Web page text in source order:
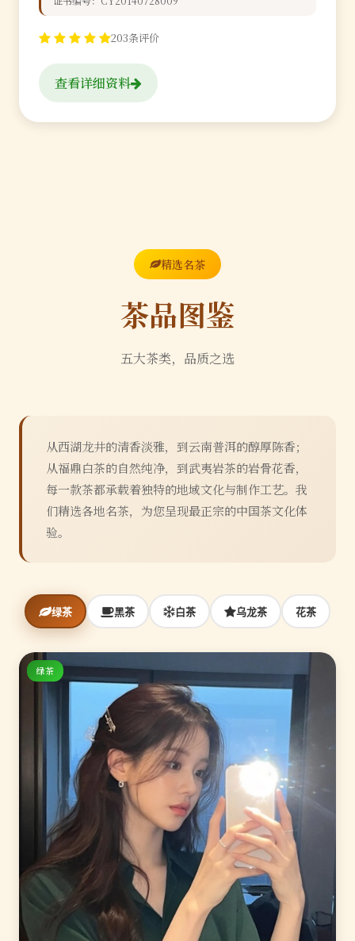
203条评价
查看详细资料
精选名茶
茶品图鉴
五大茶类，品质之选
从西湖龙井的清香淡雅，到云南普洱的醇厚陈香；
从福鼎白茶的自然纯净，到武夷岩茶的岩骨花香，
每一款茶都承载着独特的地域文化与制作工艺。我
们精选各地名茶，为您呈现最正宗的中国茶文化体
验。
绿茶 黑茶 白茶 乌龙茶 花茶
绿茶